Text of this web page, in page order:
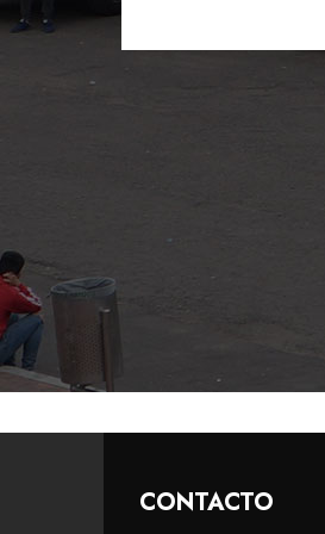
CONTACTO